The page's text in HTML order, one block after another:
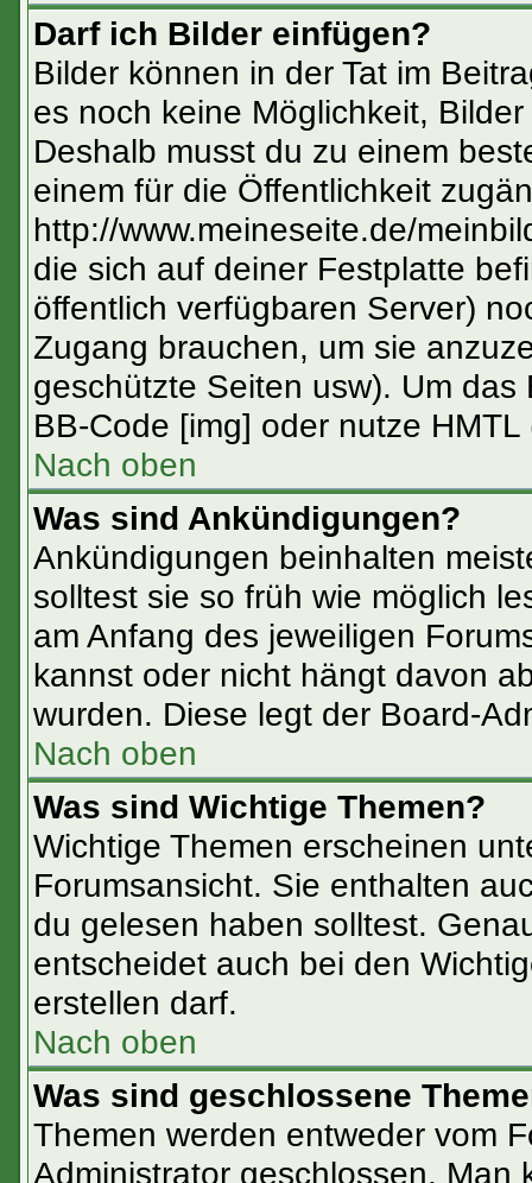
Darf ich Bilder einfügen?
Bilder können in der Tat im
es noch keine Möglichkeit,
Deshalb musst du zu einem
einem für die Öffentlichkeit
http://www.meineseite.de/
die sich auf deiner Festplatte
öffentlich verfügbaren Server)
Zugang brauchen, um sie
geschützte Seiten usw). Um
BB-Code [img] oder nutze
Nach oben
Was sind Ankündigungen?
Ankündigungen beinhalten
solltest sie so früh wie möglich
am Anfang des jeweiligen
kannst oder nicht hängt davon
wurden. Diese legt der Board-
Nach oben
Was sind Wichtige Themen?
Wichtige Themen erscheinen
Forumsansicht. Sie enthalten
du gelesen haben solltest.
entscheidet auch bei den
erstellen darf.
Nach oben
Was sind geschlossene
Themen werden entweder vom
Administrator geschlossen.